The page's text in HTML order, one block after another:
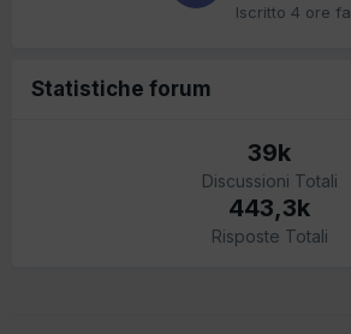
Iscritto 4 ore fa
Statistiche forum
39k
Discussioni Totali
443,3k
Risposte Totali